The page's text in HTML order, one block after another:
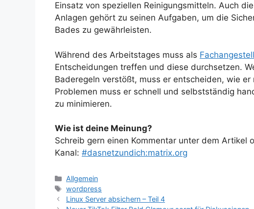
Einsatz von speziellen Reinigungsmitteln. Auch
Anlagen gehört zu seinen Aufgaben, um die
Bades zu gewährleisten.
Während des Arbeitstages muss als
Entscheidungen treffen und diese durchsetzen.
Baderegeln verstößt, muss er entscheiden, wie
Problemen muss er schnell und selbstständig
zu minimieren.
Wie ist deine Meinung?
Schreib gern einen Kommentar unter dem Artikel
Kanal: #dasnetzundich:matrix.org
Kategorien
Allgemein
Schlagwörter
wordpress
Linux Server absichern – Teil 4